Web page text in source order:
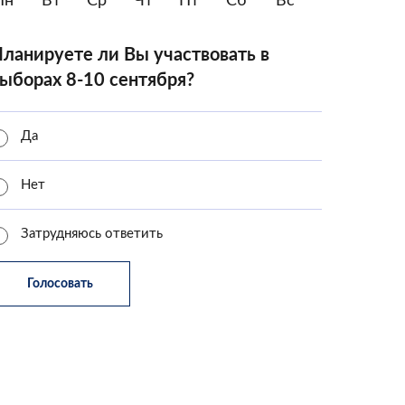
ли Вы участвовать в
8-10 сентября?
Да
Нет
Затрудняюсь ответить